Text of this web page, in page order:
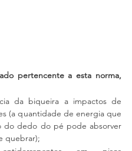
pertencente a esta norma,
da biqueira a impactos de
(a quantidade de energia que
do dedo do pé pode absorver
quebrar);